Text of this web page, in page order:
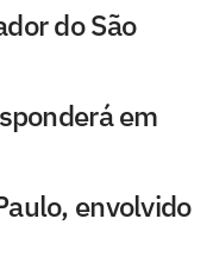
do São
em
envolvido